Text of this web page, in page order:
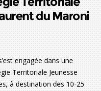
du Maroni
engagée dans une
Territoriale Jeunesse
à destination des 10-25